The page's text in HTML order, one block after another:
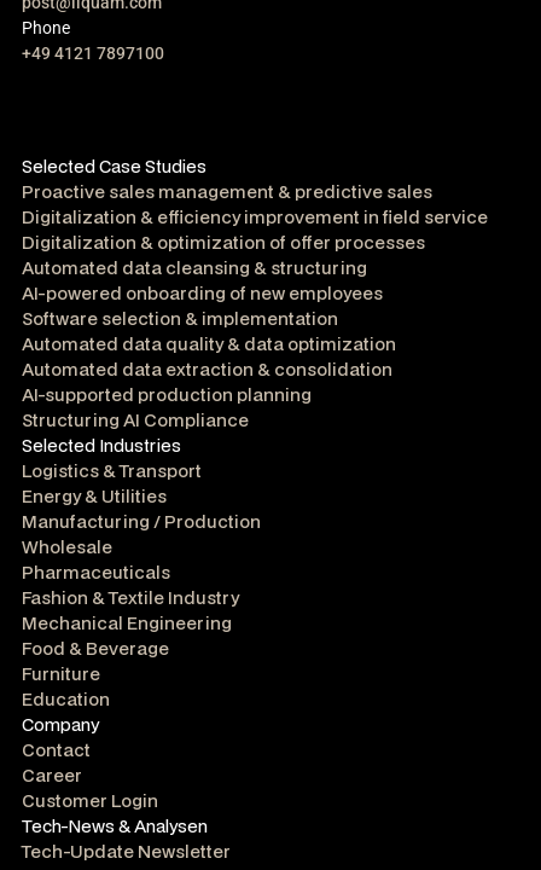
Phone
+49 4121 7897100
Selected Case Studies
Proactive sales management & predictive sales
Digitalization & efficiency improvement in field service
Digitalization & optimization of offer processes
Automated data cleansing & structuring
AI-powered onboarding of new employees
Software selection & implementation
Automated data quality & data optimization
Automated data extraction & consolidation
AI-supported production planning
Structuring AI Compliance
Selected Industries
Logistics & Transport
Energy & Utilities
Manufacturing / Production
Wholesale
Pharmaceuticals
Fashion & Textile Industry
Mechanical Engineering
Food & Beverage
Furniture
Education
Company
Contact
Career
Customer Login
Tech-News & Analysen
Tech-Update Newsletter